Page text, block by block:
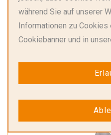
SMF
5V-
während Sie auf unserer
Informationen zu Cookies
Cookiebanner und in